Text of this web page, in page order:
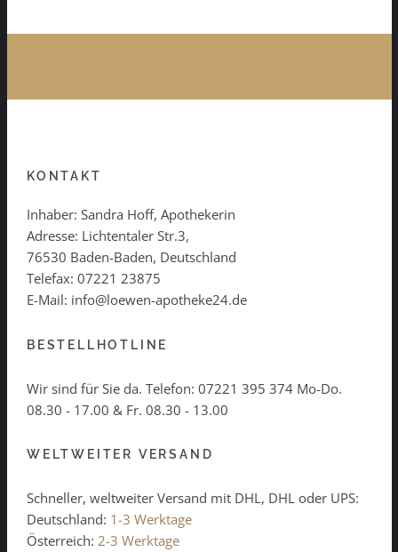
KONTAKT
Inhaber: Sandra Hoff, Apothekerin
Adresse: Lichtentaler Str.3,
76530 Baden-Baden, Deutschland
Telefax: 07221 23875
E-Mail: info@loewen-apotheke24.de
BESTELLHOTLINE
Wir sind für Sie da. Telefon: 07221 395 374 Mo-Do.
08.30 - 17.00 & Fr. 08.30 - 13.00
WELTWEITER VERSAND
Schneller, weltweiter Versand mit DHL, DHL oder UPS:
Deutschland: 1-3 Werktage
Österreich: 2-3 Werktage